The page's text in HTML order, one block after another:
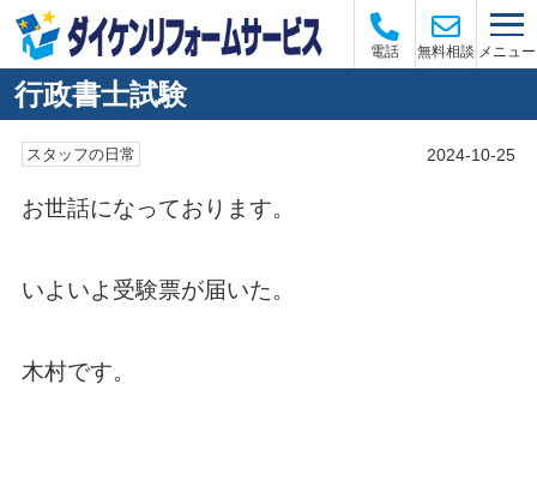
電話 無料相談 メニュー
行政書士試験
スタッフの日常 2024-10-25
お世話になっております。
いよいよ受験票が届いた。
木村です。